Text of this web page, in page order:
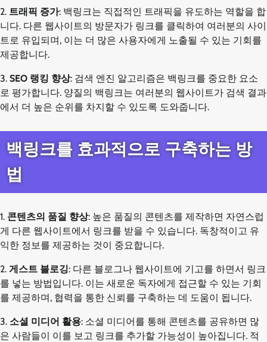
2. 트래픽 증가: 백링크는 직접적인 트래픽을 유도하는 역할을 합
니다. 다른 웹사이트의 방문자가 링크를 클릭하여 여러분의 사이
트로 유입되며, 이는 더 많은 사용자에게 노출될 수 있는 기회를
제공합니다.
3. SEO 랭킹 향상: 검색 엔진 알고리즘은 백링크를 중요한 요소
로 평가합니다. 양질의 백링크는 여러분의 웹사이트가 검색 결과
에서 더 높은 순위를 차지할 수 있도록 도와줍니다.
백링크를 효과적으로 구축하는 방
법
1. 콘텐츠의 품질 향상: 높은 품질의 콘텐츠를 제작하면 자연스럽
게 다른 웹사이트에서 링크를 받을 수 있습니다. 독창적이고 유
익한 정보를 제공하는 것이 중요합니다.
2. 게스트 블로깅: 다른 블로그나 웹사이트에 기고를 하면서 링크
를 넣는 방법입니다. 이는 새로운 독자에게 접근할 수 있는 기회
를 제공하며, 협력을 통한 신뢰를 구축하는 데 도움이 됩니다.
3. 소셜 미디어 활용: 소셜 미디어를 통해 콘텐츠를 공유하면 많
은 사람들이 이를 보고 링크를 추가할 가능성이 높아집니다. 적